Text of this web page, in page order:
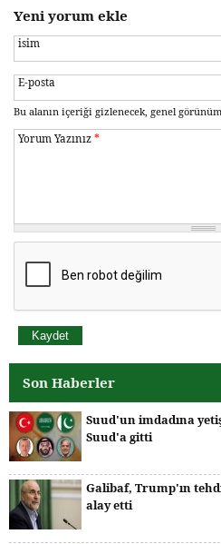
Yeni yorum ekle
isim
E-posta
Bu alanın içeriği gizlenecek, genel
Yorum Yazınız*
Son Haberler
Suud'un imdadına
Suud'a gitti
Galibaf, Trump'ın
alay etti